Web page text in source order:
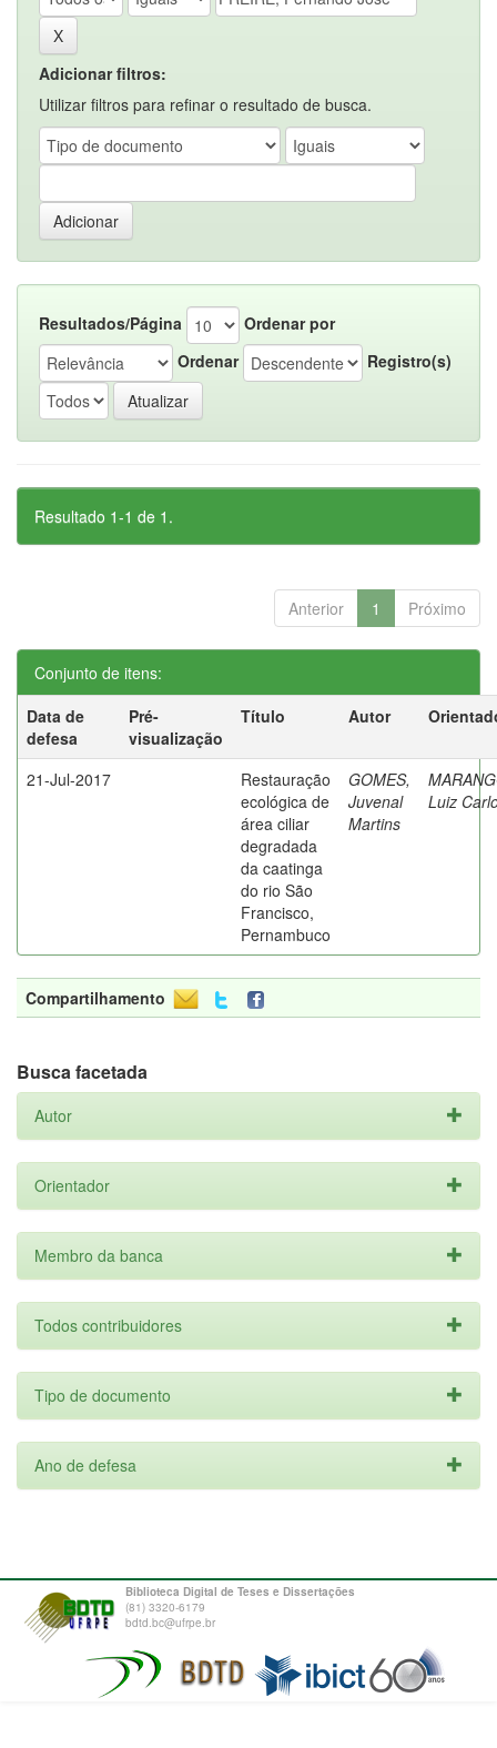
Adicionar filtros:
Utilizar filtros para refinar o resultado de busca.
Resultados/Página
Ordenar por
Ordenar
Registro(s)
Resultado 1-1 de 1.
Anterior 1 Próximo
Conjunto de itens:
Data de
defesa
Pré-
visualização
Título Autor
21-Jul-2017
Restauração
ecológica de
área ciliar
degradada
da caatinga
do rio São
Francisco,
Pernambuco
GOMES,
Juvenal
Martins
Luiz
Compartilhamento
Busca facetada
Autor
Orientador
Membro da banca
Todos contribuidores
Tipo de documento
Ano de defesa
Biblioteca Digital de Teses e Dissertações
(81) 3320-6179
bdtd.bc@ufrpe.br